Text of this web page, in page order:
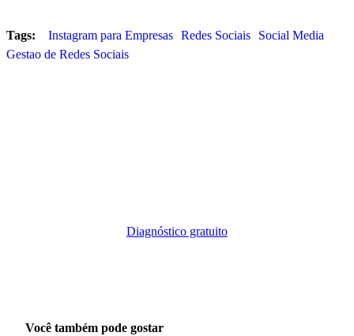
Tags: Instagram para Empresas Redes Sociais
Social Media
Gestao de Redes Sociais
Diagnóstico gratuito
Você também pode gostar